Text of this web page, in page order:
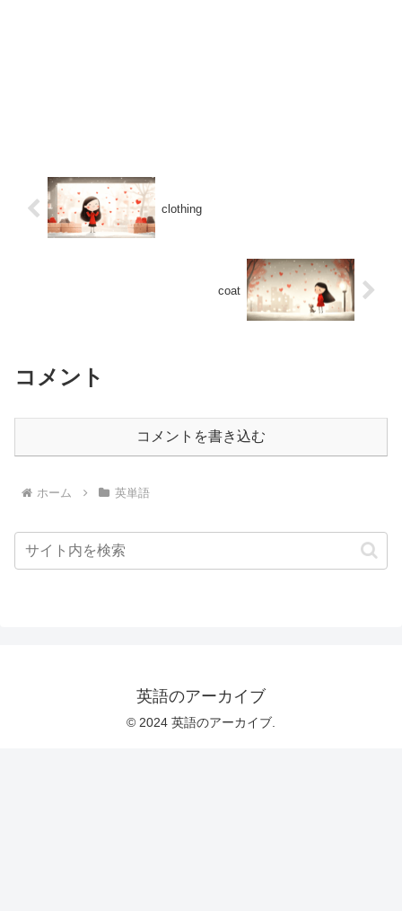
clothing
coat
コメント
コメントを書き込む
ホーム 英単語
英語のアーカイブ
© 2024 英語のアーカイブ.